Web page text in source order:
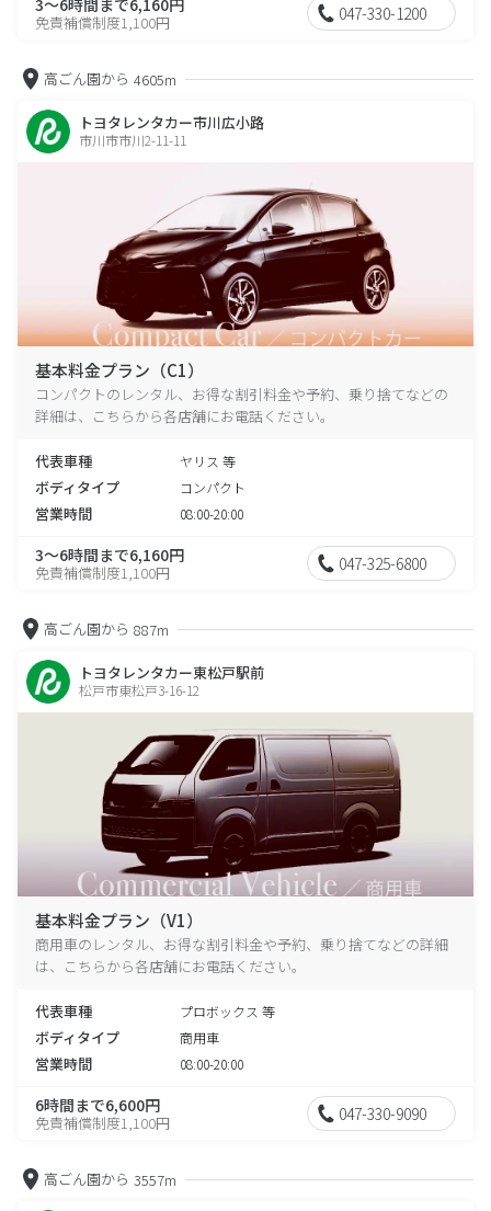
免責補償制度1,100円 047-330-1200
高ごん園から 4605m
トヨタレンタカー市川広小路
市川市市川2-11-11
基本料金プラン（C1）
コンパクトのレンタル、お得な割引料金や予約、乗り捨てなどの
詳細は、こちらから各店舗にお電話ください。
代表車種 ヤリス 等
ボディタイプ コンパクト
営業時間 08:00-20:00
3～6時間まで6,160円
免責補償制度1,100円 047-325-6800
高ごん園から 887m
トヨタレンタカー東松戸駅前
松戸市東松戸3-16-12
基本料金プラン（V1）
商用車のレンタル、お得な割引料金や予約、乗り捨てなどの詳細
は、こちらから各店舗にお電話ください。
代表車種 プロボックス 等
ボディタイプ 商用車
営業時間 08:00-20:00
6時間まで6,600円
免責補償制度1,100円 047-330-9090
高ごん園から 3557m